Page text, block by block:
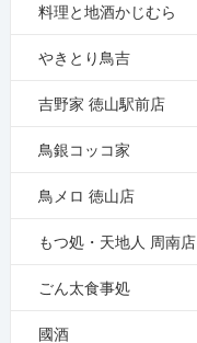
料理と地酒かじむら
やきとり鳥吉
吉野家 徳山駅前店
鳥銀コッコ家
鳥メロ 徳山店
もつ処・天地人 周南店
ごん太食事処
國酒